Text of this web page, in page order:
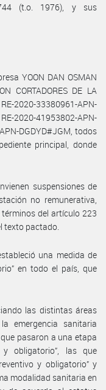
(t.o. 1976), y sus
YOON DAN OSMAN
CORTADORES DE LA
2020-33380961-APN-
2020-41953802-APN-
DGDYD#JGM, todos
principal, donde
suspensiones de
no remunerativa,
del artículo 223
texto pactado.
una medida de
en todo el país, que
las distintas áreas
emergencia sanitaria
pasaron a una etapa
y obligatorio”, las que
y obligatorio” y
modalidad sanitaria en